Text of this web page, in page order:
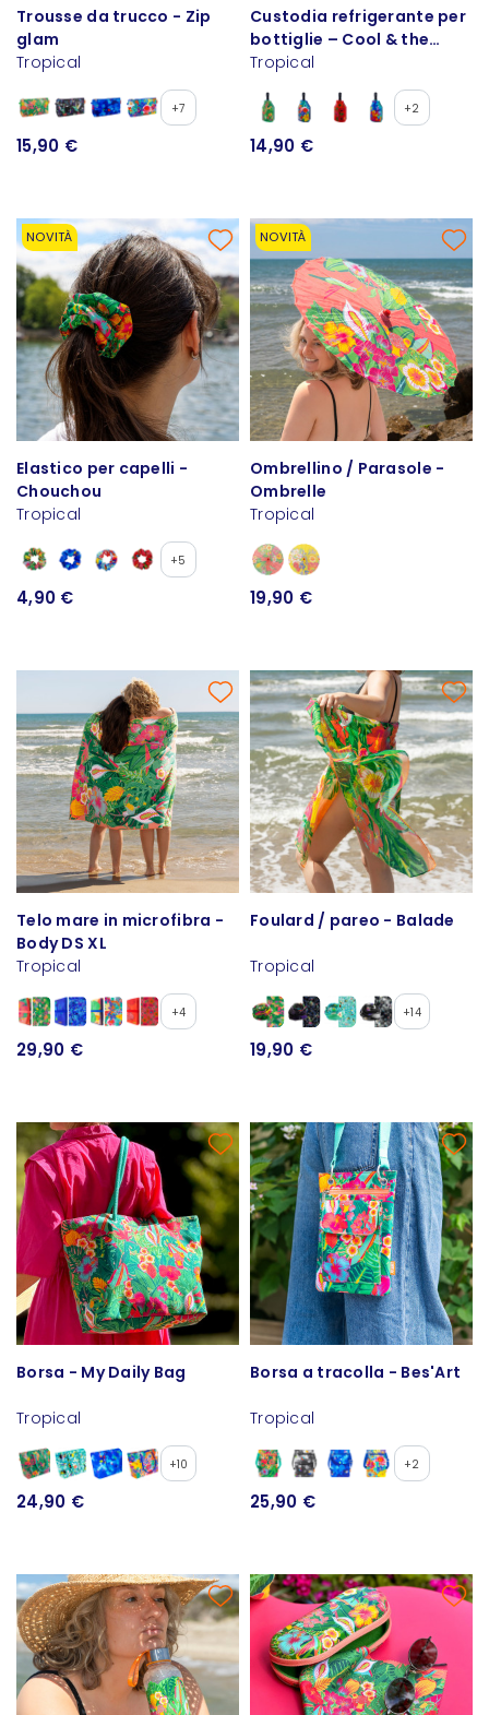
Trousse da trucco - Zip
glam
Tropical
+7
15,90 €
Custodia refrigerante per
bottiglie – Cool & the
glace
Tropical
+2
14,90 €
NOVITÀ
Elastico per capelli -
Chouchou
Tropical
+5
4,90 €
NOVITÀ
Ombrellino / Parasole -
Ombrelle
Tropical
19,90 €
Telo mare in microfibra -
Body DS XL
Tropical
+4
29,90 €
Foulard / pareo - Balade
Tropical
+14
19,90 €
Borsa - My Daily Bag
Tropical
+10
24,90 €
Borsa a tracolla - Bes'Art
Tropical
+2
25,90 €